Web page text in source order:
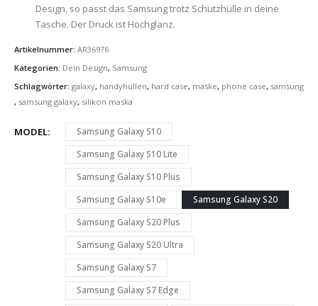
Design, so passt das Samsung trotz Schutzhülle in deine
Tasche. Der Druck ist Hochglanz.
Artikelnummer: AR36976
Kategorien: Dein Design, Samsung
Schlagwörter: galaxy, handyhüllen, hard case, maske, phone case, samsung
, samsung galaxy, silikon maska
MODEL
Samsung Galaxy S10
Samsung Galaxy S10 Lite
Samsung Galaxy S10 Plus
Samsung Galaxy S10e
Samsung Galaxy S20
Samsung Galaxy S20 Plus
Samsung Galaxy S20 Ultra
Samsung Galaxy S7
Samsung Galaxy S7 Edge